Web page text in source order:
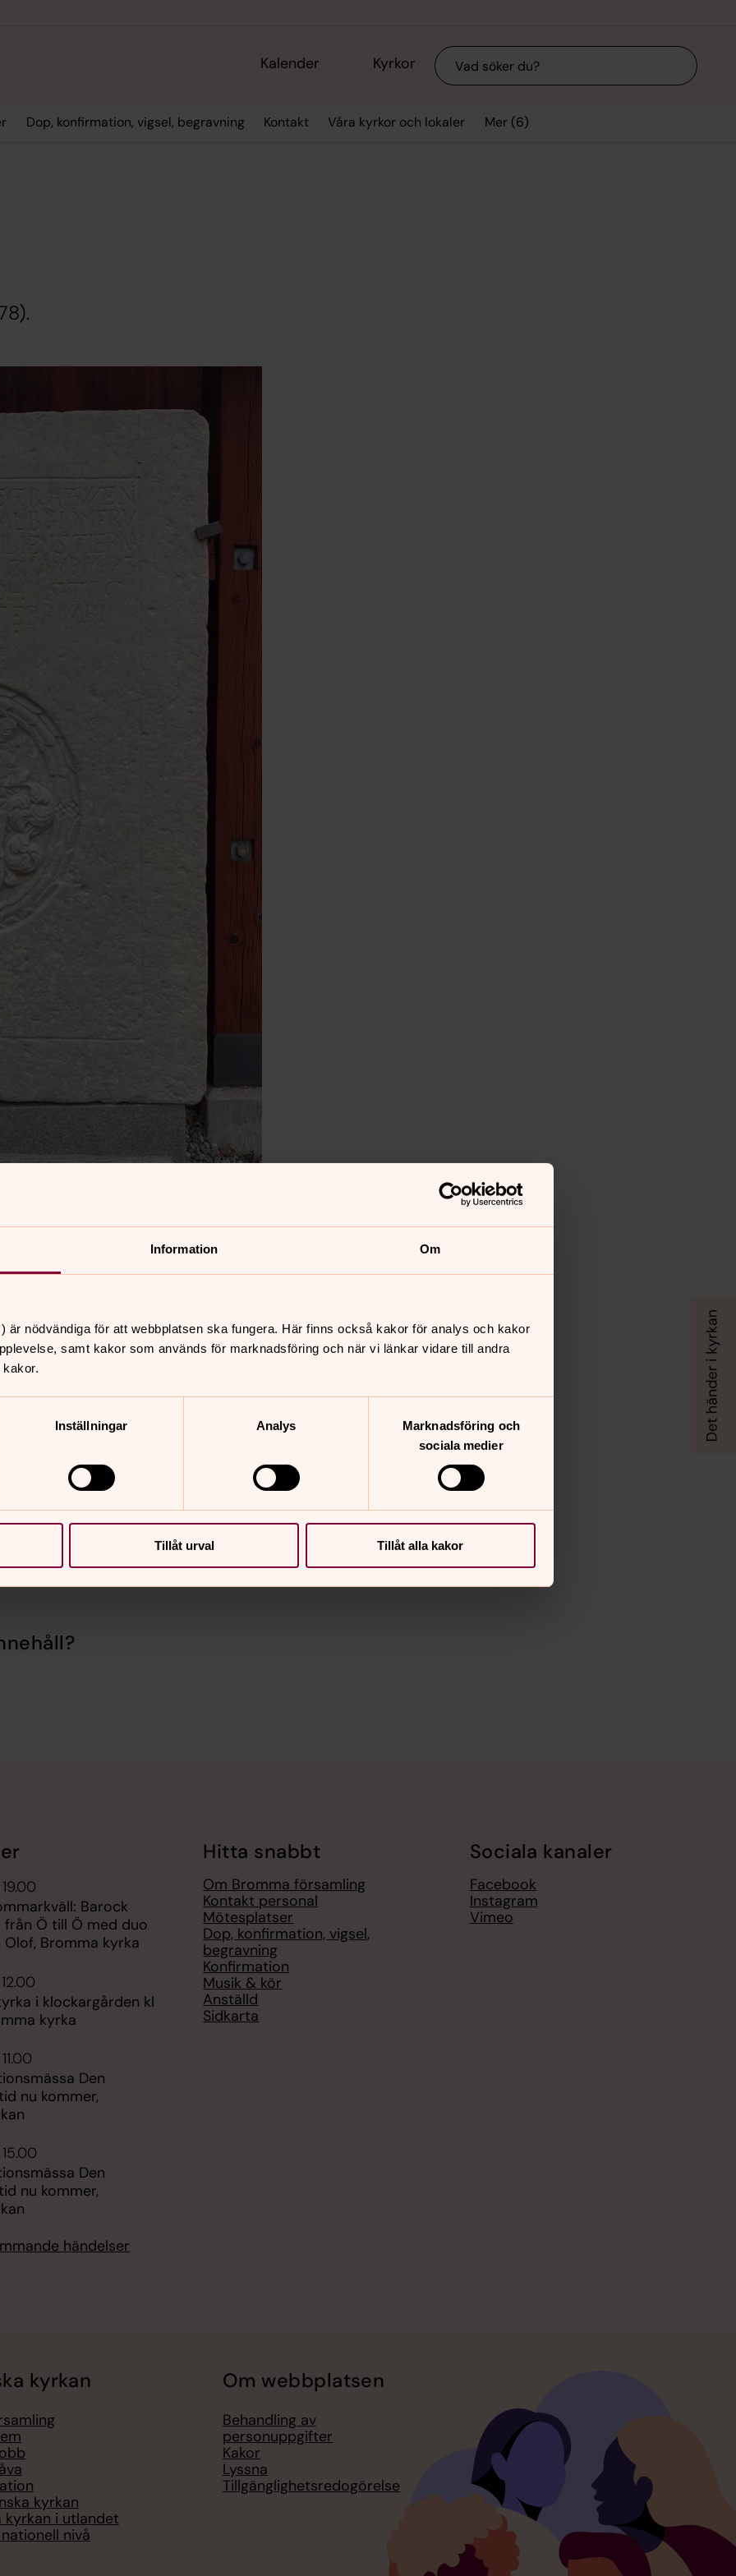
Information Om
är nödvändiga för att webbplatsen ska fungera. Här finns också kakor för analys och kakor
samt kakor som används för marknadsföring och när vi länkar vidare till andra
Inställningar Analys
Marknadsföring och
sociala medier
Tillåt urval Tillåt alla kakor
Kalender Kyrkor Sök
Dop, konfirmation, vigsel, begravning Kontakt Våra kyrkor och lokaler Mer (6)
och Catharina Beata
i Tyskland och dog några år senare i
Barock
från Ö till Ö med duo
Olof, Bromma kyrka
i klockargården kl
kyrka
Den
nu kommer,
Den
nu kommer,
händelser
Hitta snabbt
Om Bromma församling
Kontakt personal
Mötesplatser
Dop, konfirmation, vigsel,
begravning
Konfirmation
Musik & kör
Anställd
Sidkarta
Sociala kanaler
Facebook
Instagram
Vimeo
kyrkan
kyrkan
kyrkan i utlandet
nivå
Om webbplatsen
Behandling av
personuppgifter
Kakor
Lyssna
Tillgänglighetsredogörelse